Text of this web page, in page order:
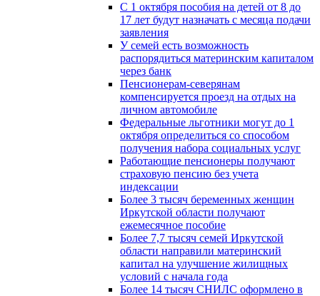
С 1 октября пособия на детей от 8 до
17 лет будут назначать с месяца подачи
заявления
У семей есть возможность
распорядиться материнским капиталом
через банк
Пенсионерам-северянам
компенсируется проезд на отдых на
личном автомобиле
Федеральные льготники могут до 1
октября определиться со способом
получения набора социальных услуг
Работающие пенсионеры получают
страховую пенсию без учета
индексации
Более 3 тысяч беременных женщин
Иркутской области получают
ежемесячное пособие
Более 7,7 тысяч семей Иркутской
области направили материнский
капитал на улучшение жилищных
условий с начала года
Более 14 тысяч СНИЛС оформлено в